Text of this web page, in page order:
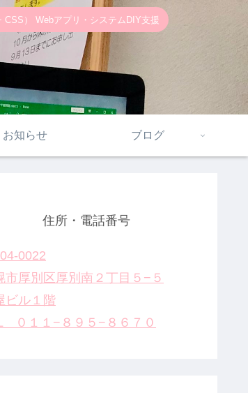
） Webアプリ・システムDIY支援
お知らせ ブログ
住所・電話番号
0022
市厚別区厚別南２丁目５−５
ビル１階
０１１−８９５−８６７０